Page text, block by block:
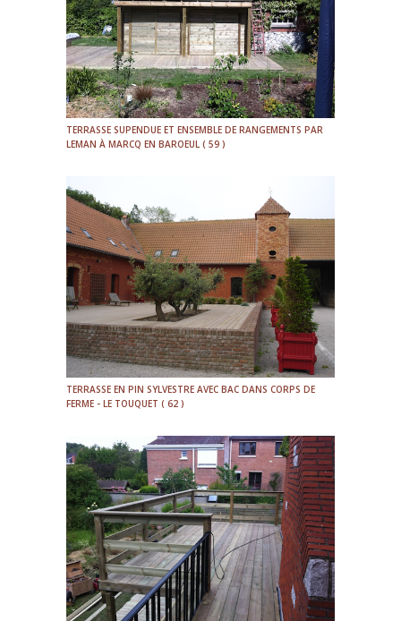
TERRASSE SUPENDUE ET ENSEMBLE DE RANGEMENTS PAR
LEMAN À MARCQ EN BAROEUL ( 59 )
TERRASSE EN PIN SYLVESTRE AVEC BAC DANS CORPS DE
FERME - LE TOUQUET ( 62 )